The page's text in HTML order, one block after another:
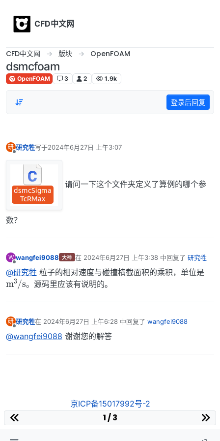
CFD中文网
CFD中文网 版块 OpenFOAM
dsmcfoam
OpenFOAM 3 2 1.9k
登录后回复
研 研究牲写于2024年6月27日 上午3:07
最后由 编辑
请问一下这个文件夹定义了算例的哪个参
数？
W
离线
wangfei9088 大神 在 2024年6月27日 上午3:38中回复了 研究牲
最后由 编辑
@研究牲 粒子的相对速度与碰撞横截面积的乘积，单位是
m3/
s 。源码里应该有说明的。
研 研究牲在 2024年6月27日 上午6:28 中回复了 wangfei9088
最后由 编辑
@wangfei9088 谢谢您的解答
京ICP备15017992号-2
1 / 3